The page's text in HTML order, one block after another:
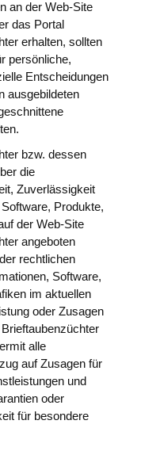
an der Web-Site
das Portal
erhalten, sollten
persönliche,
Entscheidungen
ausgebildeten
bzw. dessen
die
Zuverlässigkeit
Produkte,
der Web-Site
angeboten
rechtlichen
Software,
im aktuellen
oder Zusagen
alle
auf Zusagen für
und
oder
für besondere